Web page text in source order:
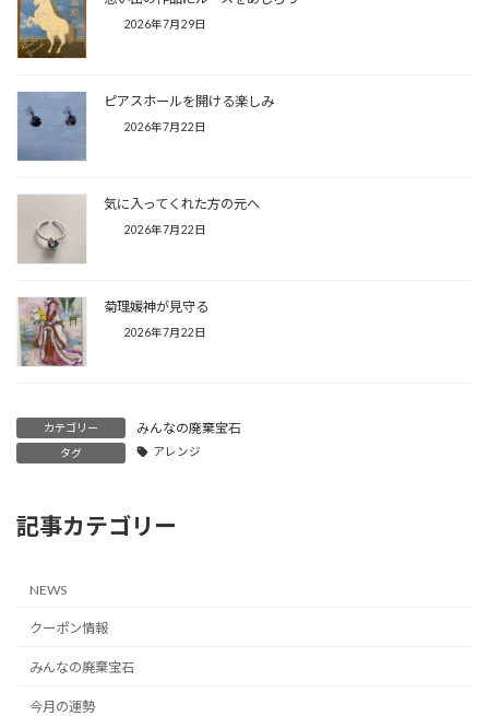
2026年7月29日
ピアスホールを開ける楽しみ
2026年7月22日
気に入ってくれた方の元へ
2026年7月22日
菊理媛神が見守る
2026年7月22日
カテゴリー みんなの廃棄宝石
タグ アレンジ
記事カテゴリー
NEWS
クーポン情報
みんなの廃棄宝石
今月の運勢